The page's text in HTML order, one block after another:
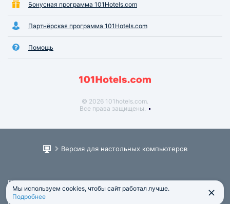
Бонусная программа 101Hotels.com
Партнёрская программа 101Hotels.com
Помощь
© 2026 101hotels.com.
Все права защищены.
Версия для настольных компьютеров
Пользовательское соглашение
Юридическая информация
Политика обработки персональных данных
Мы используем cookies, чтобы сайт работал лучше.
Подробнее